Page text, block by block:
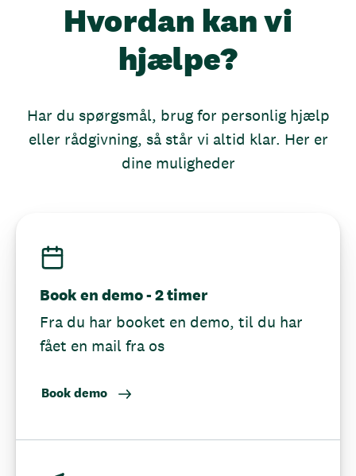
Hvordan kan vi
hjælpe?
Har du spørgsmål, brug for personlig hjælp
eller rådgivning, så står vi altid klar. Her er
dine muligheder
Book en demo - 2 timer
Fra du har booket en demo, til du har
fået en mail fra os
Book demo